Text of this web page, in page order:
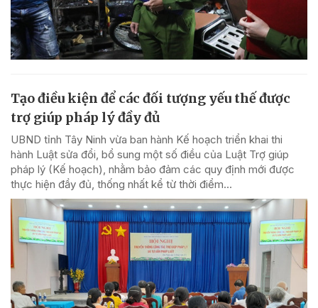
Tạo điều kiện để các đối tượng yếu thế được
trợ giúp pháp lý đầy đủ
UBND tỉnh Tây Ninh vừa ban hành Kế hoạch triển khai thi
hành Luật sửa đổi, bổ sung một số điều của Luật Trợ giúp
pháp lý (Kế hoạch), nhằm bảo đảm các quy định mới được
thực hiện đầy đủ, thống nhất kể từ thời điểm...